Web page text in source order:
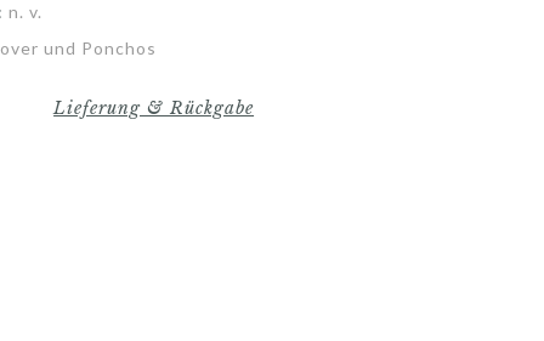
n. v.
und Ponchos
Lieferung & Rückgabe